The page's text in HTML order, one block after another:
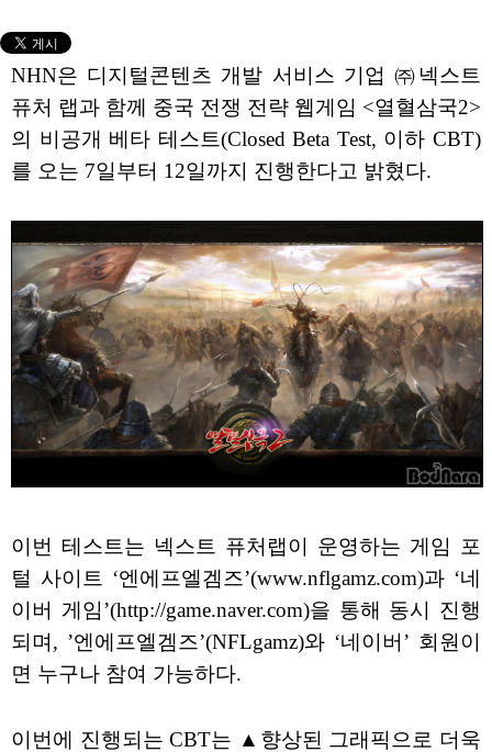
NHN은 디지털콘텐츠 개발 서비스 기업 ㈜넥스트
퓨처 랩과 함께 중국 전쟁 전략 웹게임 <열혈삼국2>
의 비공개 베타 테스트(Closed Beta Test, 이하 CBT)
를 오는 7일부터 12일까지 진행한다고 밝혔다.
이번 테스트는 넥스트 퓨처랩이 운영하는 게임 포
털 사이트 ‘엔에프엘겜즈’(www.nflgamz.com)과 ‘네
이버 게임’(http://game.naver.com)을 통해 동시 진행
되며, ’엔에프엘겜즈’(NFLgamz)와 ‘네이버’ 회원이
면 누구나 참여 가능하다.
이번에 진행되는 CBT는 ▲향상된 그래픽으로 더욱